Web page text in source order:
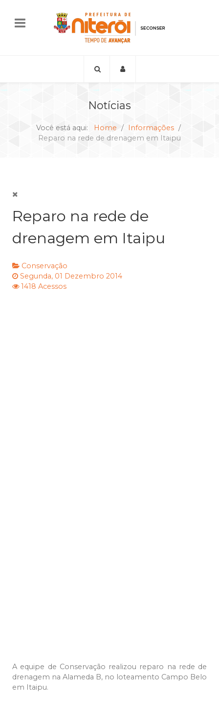
Notícias
Você está aqui: Home
Informações
Reparo na rede de drenagem em Itaipu
Reparo na rede de
drenagem em Itaipu
Conservação
Segunda, 01 Dezembro 2014
1418 Acessos
A equipe de Conservação realizou reparo na rede de
drenagem na Alameda B, no loteamento Campo Belo
em Itaipu.